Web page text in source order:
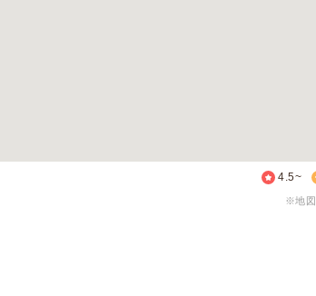
4.5~
※地図